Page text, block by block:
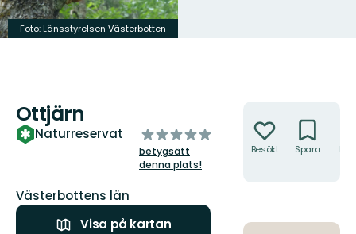
Foto: Länsstyrelsen Västerbotten
Ottjärn
Naturreservat
av
5
stjärnor
betygsätt
denna plats!
Län:
Västerbottens län
Visa på kartan
Besökt Spara